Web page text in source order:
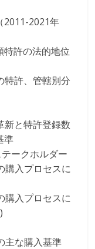
2011-2021年
特許の法的地位
特許、管轄別分
新と特許登録数
準
ークホルダー
購入プロセスに
購入プロセスに
主な購入基準